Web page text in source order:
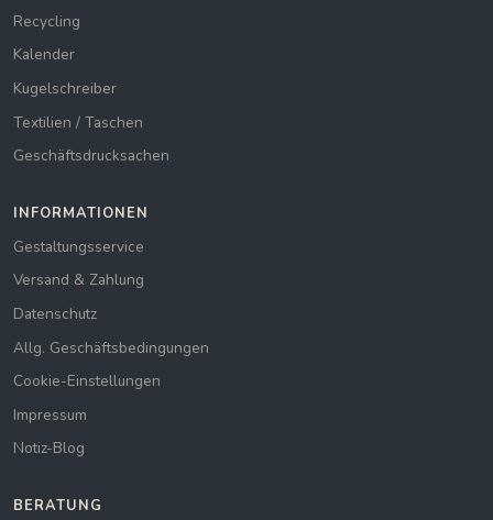
Recycling
Kalender
Kugelschreiber
Textilien / Taschen
Geschäftsdrucksachen
INFORMATIONEN
Gestaltungsservice
Versand & Zahlung
Datenschutz
Allg. Geschäftsbedingungen
Cookie-Einstellungen
Impressum
Notiz-Blog
BERATUNG